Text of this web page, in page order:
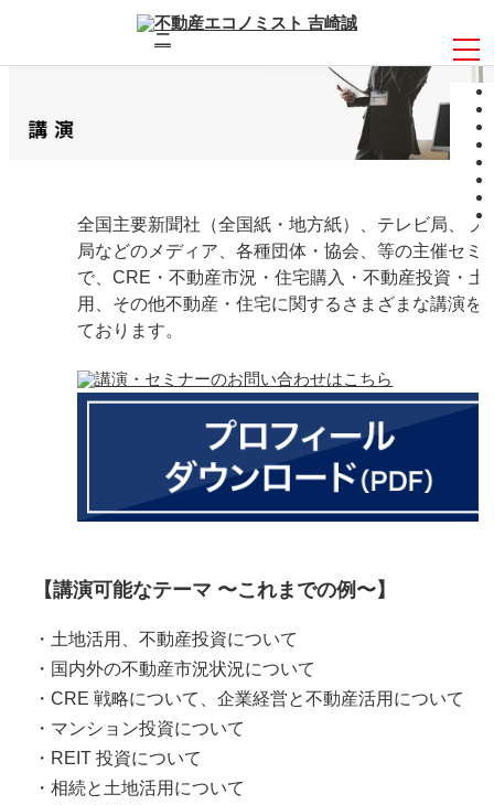
全国主要新聞社（全国紙・地方紙）、テレビ局、ラ
局などのメディア、各種団体・協会、等の主催セミ
で、CRE・不動産市況・住宅購入・不動産投資・土
用、その他不動産・住宅に関するさまざまな講演を
ております。
【講演可能なテーマ 〜これまでの例〜】
・土地活用、不動産投資について
・国内外の不動産市況状況について
・CRE 戦略について、企業経営と不動産活用について
・マンション投資について
・REIT 投資について
・相続と土地活用について